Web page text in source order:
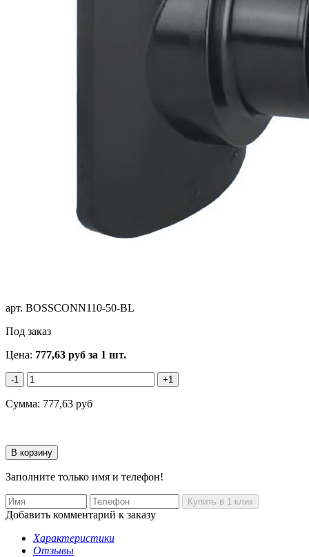
арт. BOSSCONN110-50-BL
Под заказ
Цена: 777,63 руб за 1 шт.
-1 +1
Сумма: 777,63 руб
Заполните только имя и телефон!
Добавить комментарий к заказу
Характеристики
Отзывы